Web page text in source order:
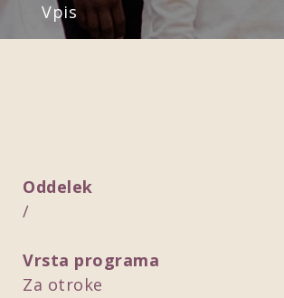
Vpis
Oddelek
/
Vrsta programa
Za otroke